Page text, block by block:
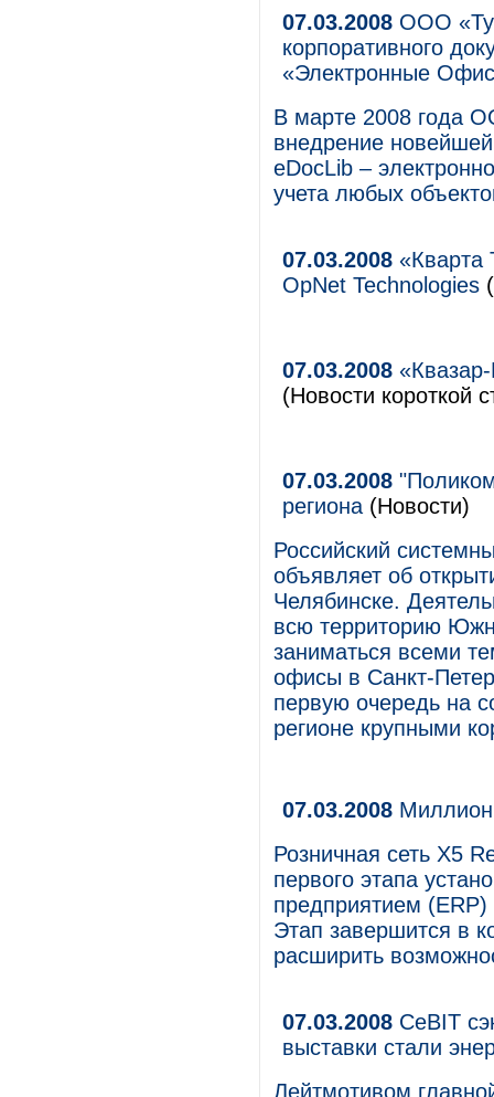
07.03.2008 ООО
корпоративного
«Электронные
В марте 2008 года
внедрение
eDocLib –
учета любых
07.03.2008 «Кварта
OpNet Technologies
07.03.2008
(Новости короткой
07.03.2008
региона (Новости)
Российский
объявляет об
Челябинске.
всю территорию
заниматься всеми
офисы в Санкт-
первую очередь на
регионе крупными
07.03.2008
Розничная сеть X5
первого этапа
предприятием
Этап завершится в
расширить
07.03.2008 CeBIT
выставки стали
Лейтмотивом